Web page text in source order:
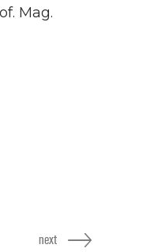
Mag.
next